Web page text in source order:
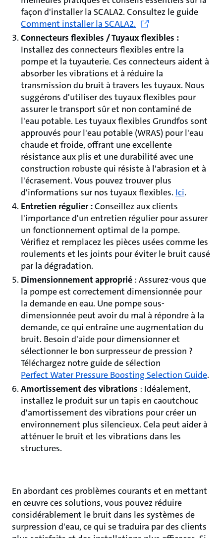
façon d'installer la SCALA2. Consultez le guide
Comment installer la SCALA2.
Connecteurs flexibles / Tuyaux flexibles :
Installez des connecteurs flexibles entre la
pompe et la tuyauterie. Ces connecteurs aident à
absorber les vibrations et à réduire la
transmission du bruit à travers les tuyaux. Nous
suggérons d'utiliser des tuyaux flexibles pour
assurer le transport sûr et non contaminé de
l'eau potable. Les tuyaux flexibles Grundfos sont
approuvés pour l'eau potable (WRAS) pour l'eau
chaude et froide, offrant une excellente
résistance aux plis et une durabilité avec une
construction robuste qui résiste à l'abrasion et à
l'écrasement. Vous pouvez trouver plus
d'informations sur nos tuyaux flexibles. Ici.
Entretien régulier :Conseillez aux clients
l'importance d'un entretien régulier pour assurer
un fonctionnement optimal de la pompe.
Vérifiez et remplacez les pièces usées comme les
roulements et les joints pour éviter le bruit causé
par la dégradation.
Dimensionnement approprié : Assurez-vous que
la pompe est correctement dimensionnée pour
la demande en eau. Une pompe sous-
dimensionnée peut avoir du mal à répondre à la
demande, ce qui entraîne une augmentation du
bruit. Besoin d'aide pour dimensionner et
sélectionner le bon surpresseur de pression ?
Téléchargez notre guide de sélection
Perfect Water Pressure Boosting Selection Guide.
Amortissement des vibrations : Idéalement,
installez le produit sur un tapis en caoutchouc
d'amortissement des vibrations pour créer un
environnement plus silencieux. Cela peut aider à
atténuer le bruit et les vibrations dans les
structures.
En abordant ces problèmes courants et en mettant
en œuvre ces solutions, vous pouvez réduire
considérablement le bruit dans les systèmes de
surpression d'eau, ce qui se traduira par des clients